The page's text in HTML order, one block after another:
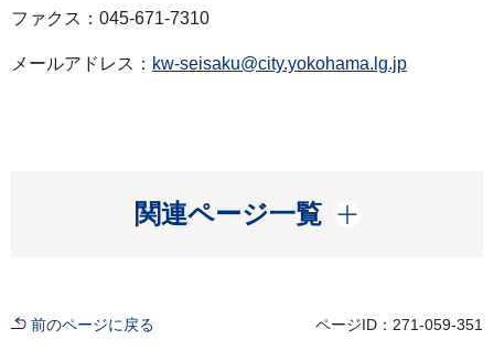
ファクス：045-671-7310
メールアドレス： kw-seisaku@city.yokohama.lg.jp
関連ページ一覧
開く
前のページに戻る ページID：271-059-351